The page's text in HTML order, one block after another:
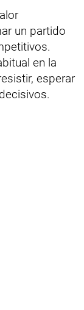
un partido
en la
esperar